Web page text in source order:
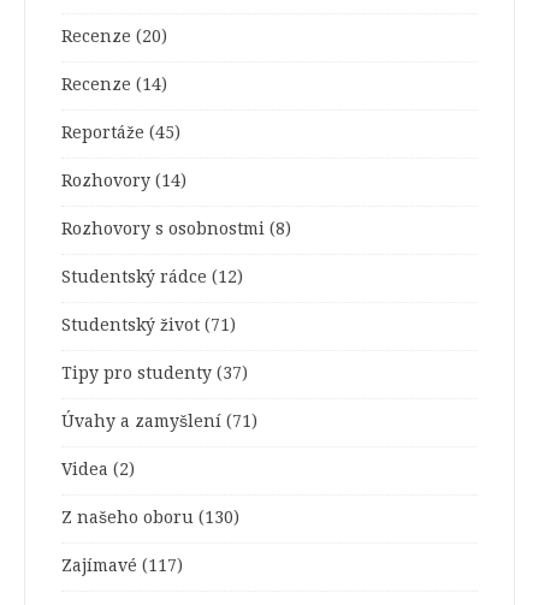
Recenze (20)
Recenze (14)
Reportáže (45)
Rozhovory (14)
Rozhovory s osobnostmi (8)
Studentský rádce (12)
Studentský život (71)
Tipy pro studenty (37)
Úvahy a zamyšlení (71)
Videa (2)
Z našeho oboru (130)
Zajímavé (117)